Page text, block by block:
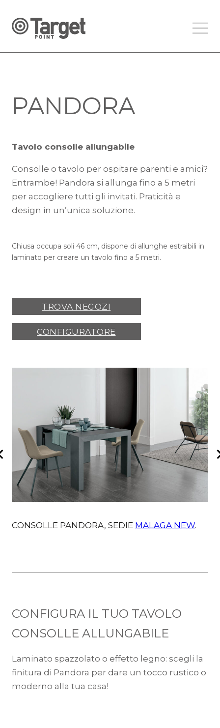
CONSOLLE PANDORA, SEDIE MALAGA NEW.
PANDORA
Tavolo consolle allungabile
Consolle o tavolo per ospitare parenti e amici?
Entrambe! Pandora si allunga fino a 5 metri
per accogliere tutti gli invitati. Praticità e
design in un’unica soluzione.
Chiusa occupa soli 46 cm, dispone di allunghe estraibili in
laminato per creare un tavolo fino a 5 metri.
TROVA NEGOZI
CONFIGURATORE
CONFIGURA IL TUO TAVOLO
CONSOLLE ALLUNGABILE
Laminato spazzolato o effetto legno: scegli la
finitura di Pandora per dare un tocco rustico o
moderno alla tua casa!